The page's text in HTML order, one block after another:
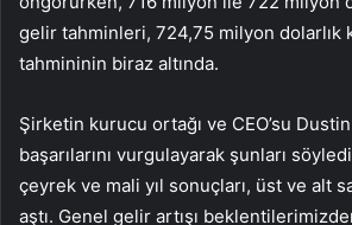
gelir tahminleri, 724,75 milyon dolarlık
tahmininin biraz altında.
Şirketin kurucu ortağı ve CEO’su
başarılarını vurgulayarak şunları
çeyrek ve mali yıl sonuçları, üst ve alt
aştı. Genel gelir artışı